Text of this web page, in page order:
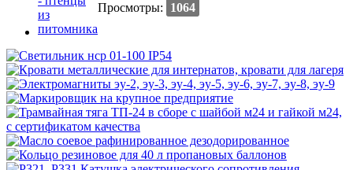
Просмотры:
1064